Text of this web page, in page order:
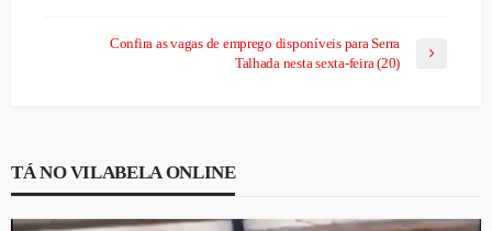
Confira as vagas de emprego disponíveis para Serra
Talhada nesta sexta-feira (20)
TÁ NO VILABELA ONLINE